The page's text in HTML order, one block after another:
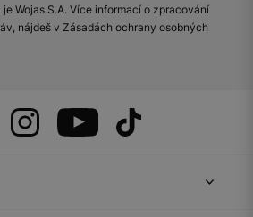
Wojas S.A. Více informací o zpracování
nájdeš v Zásadách ochrany osobných